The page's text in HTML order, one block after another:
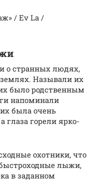
/ Ev La /
о странных людях,
Называли их
было родственным
напоминали
была очень
глаза горели ярко-
охотники, что
лыжи,
в заданном